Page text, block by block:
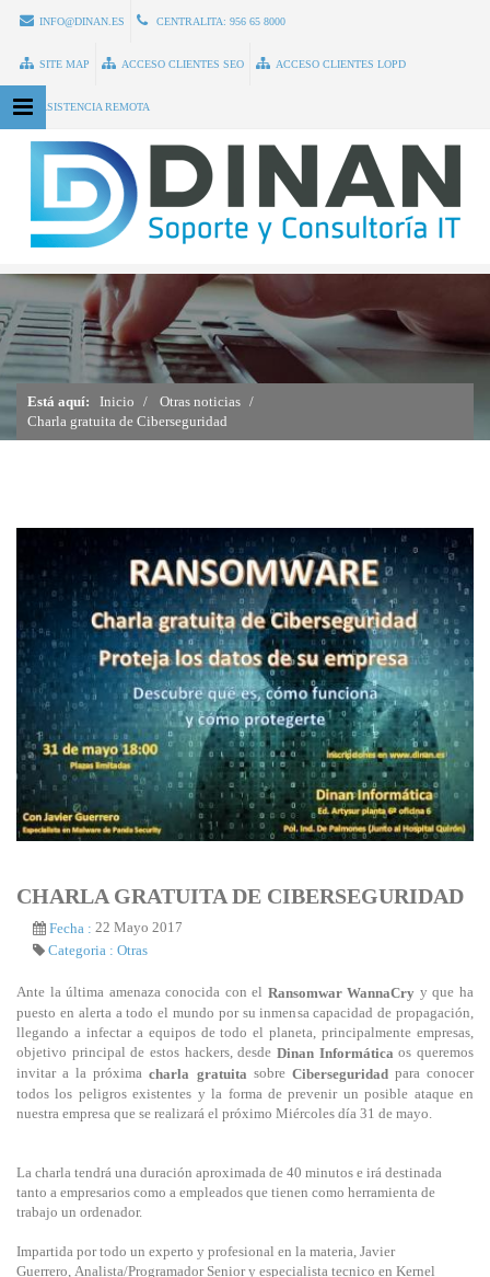
INFO@DINAN.ES CENTRALITA: 956 65 8000
SITE MAP ACCESO CLIENTES SEO ACCESO CLIENTES LOPD
ASISTENCIA REMOTA
Está aquí: Inicio
Otras noticias
Charla gratuita de Ciberseguridad
CHARLA GRATUITA DE CIBERSEGURIDAD
Fecha : 22 Mayo 2017
Categoria : Otras
Ante la última amenaza conocida con el Ransomwar WannaCry y que ha
puesto en alerta a todo el mundo por su inmensa capacidad de propagación,
llegando a infectar a equipos de todo el planeta, principalmente empresas,
objetivo principal de estos hackers, desde Dinan Informática os queremos
invitar a la próximacharla gratuita sobre Ciberseguridadpara conocer
todos los peligros existentes y la forma de prevenir un posible ataque en
nuestra empresa que se realizará el próximo Miércoles día 31 de mayo.
La charla tendrá una duración aproximada de 40 minutos e irá destinada
tanto a empresarios como a empleados que tienen como herramienta de
trabajo un ordenador.
Impartida por todo un experto y profesional en la materia, Javier
Guerrero, Analista/Programador Senior y especialista tecnico en Kernel